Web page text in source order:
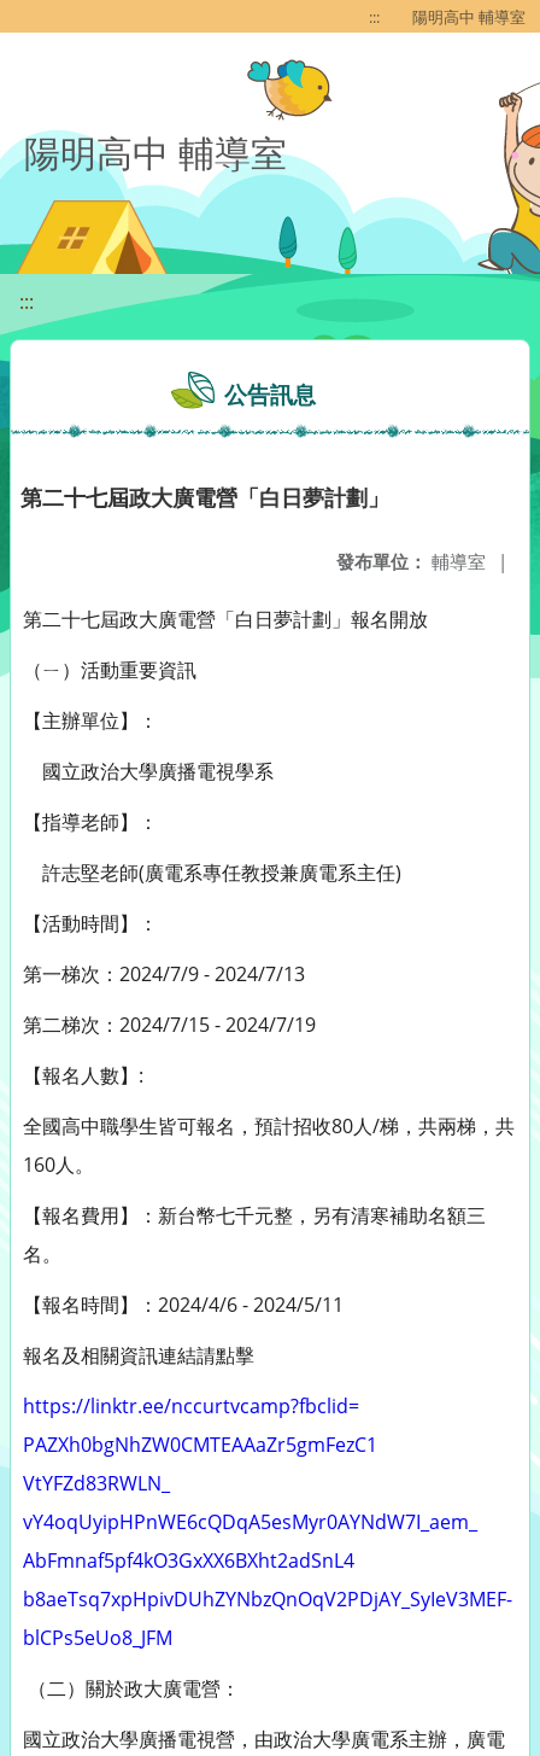
::: 陽明高中 輔導室
陽明高中 輔導室
:::
公告訊息
第二十七屆政大廣電營「白日夢計劃」
發布單位： 輔導室 |
第二十七屆政大廣電營「白日夢計劃」報名開放
（ㄧ）活動重要資訊
【主辦單位】：
國立政治大學廣播電視學系
【指導老師】：
許志堅老師(廣電系專任教授兼廣電系主任)
【活動時間】：
第一梯次：2024/7/9 - 2024/7/13
第二梯次：2024/7/15 - 2024/7/19
【報名人數】:
全國高中職學生皆可報名，預計招收80人/梯，共兩梯， 共
160人。
【報名費用】：新台幣七千元整，另有清寒補助名額三
名。
【報名時間】：2024/4/6 - 2024/5/11
報名及相關資訊連結請點擊
https://linktr.ee/nccurtvcamp?fbclid=
PAZXh0bgNhZW0CMTEAAaZr5gmFezC1
VtYFZd83RWLN_
vY4oqUyipHPnWE6cQDqA5esMyr0AYNdW7I_aem_
AbFmnaf5pf4kO3GxXX6BXht2adSnL4
b8aeTsq7xpHpivDUhZYNbzQnOqV2PDjAY_SyIeV3MEF-
blCPs5eUo8_JFM
（二）關於政大廣電營：
國立政治大學廣播電視營，由政治大學廣電系主辦，廣電